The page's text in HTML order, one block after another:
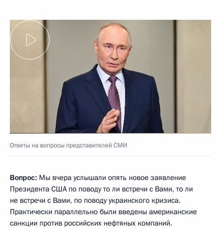
Ответы на вопросы представителей СМИ
Вопрос: Мы вчера услышали опять новое заявление
Президента США по поводу то ли встречи с Вами, то ли
не встречи с Вами, по поводу украинского кризиса.
Практически параллельно были введены американские
санкции против российских нефтяных компаний.